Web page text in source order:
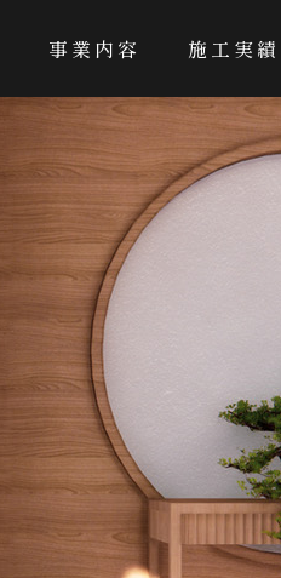
事業内容 施工実績